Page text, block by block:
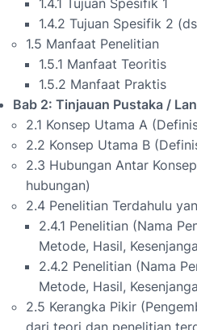
1.4.1 Tujuan Spesifik 1
1.4.2 Tujuan Spesifik 2
1.5 Manfaat Penelitian
1.5.1 Manfaat Teoritis
1.5.2 Manfaat Praktis
Bab 2: Tinjauan Pustaka /
2.1 Konsep Utama A
2.2 Konsep Utama B
2.3 Hubungan Antar
hubungan)
2.4 Penelitian Terdahulu
2.4.1 Penelitian (Nama
Metode, Hasil,
2.4.2 Penelitian (Nama
Metode, Hasil,
2.5 Kerangka Pikir